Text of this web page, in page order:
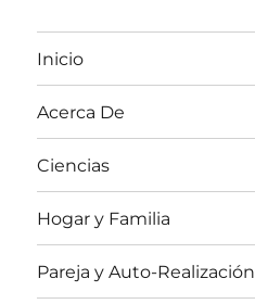
Inicio
Acerca De
Ciencias
Hogar y Familia
Pareja y Auto-Realización